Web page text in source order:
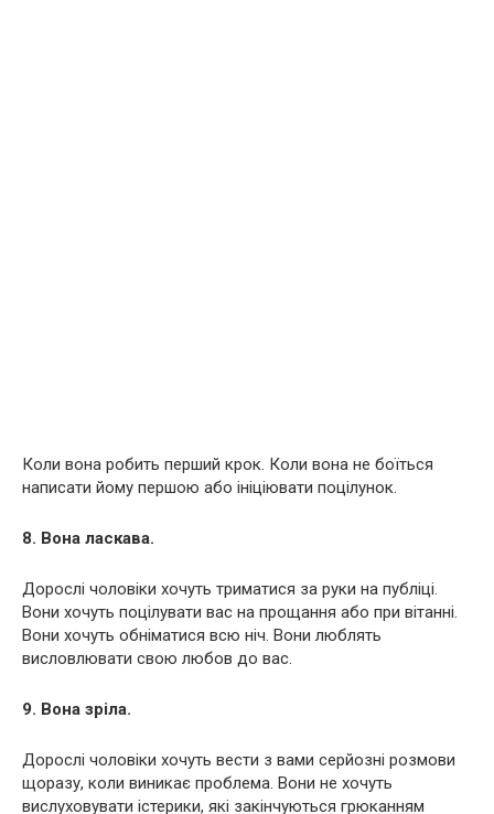
Коли вона робить перший крок. Коли вона не боїться
написати йому першою або ініціювати поцілунок.
8. Вона ласкава.
Дорослі чоловіки хочуть триматися за руки на публіці.
Вони хочуть поцілувати вас на прощання або при вітанні.
Вони хочуть обніматися всю ніч. Вони люблять
висловлювати свою любов до вас.
9. Вона зріла.
Дорослі чоловіки хочуть вести з вами серйозні розмови
щоразу, коли виникає проблема. Вони не хочуть
вислуховувати істерики, які закінчуються грюканням